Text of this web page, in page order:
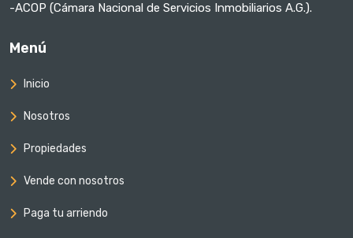
-ACOP (Cámara Nacional de Servicios Inmobiliarios A.G.).
Menú
Inicio
Nosotros
Propiedades
Vende con nosotros
Paga tu arriendo